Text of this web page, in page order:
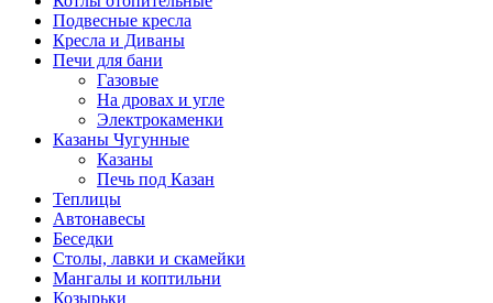
Подвесные кресла
Кресла и Диваны
Печи для бани
Газовые
На дровах и угле
Электрокаменки
Казаны Чугунные
Казаны
Печь под Казан
Теплицы
Автонавесы
Беседки
Столы, лавки и скамейки
Мангалы и коптильни
Козырьки